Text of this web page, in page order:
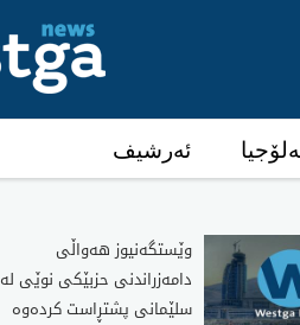
ئەرشیف
وێستگەنیوز هەواڵی
دامەزراندنی حزبێکی نوێی لە
سلێمانی پشتڕاست کردەوە